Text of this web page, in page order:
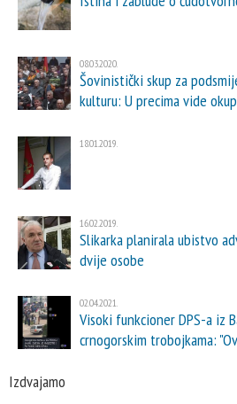
08.03.2020.
Šovinistički skup za
kulturu: U precima vide
18.01.2019.
16.02.2019.
Slikarka planirala ubistvo
dvije osobe
02.04.2021.
Visoki funkcioner DPS-a iz
crnogorskim trobojkama:
Izdvajamo